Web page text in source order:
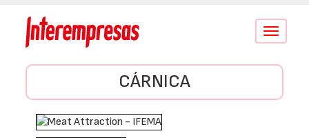
Conmutar
CÁRNICA